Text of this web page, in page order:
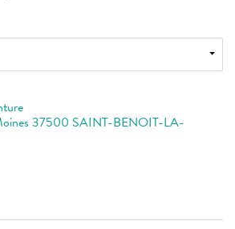
37500 SAINT-BENOIT-LA-